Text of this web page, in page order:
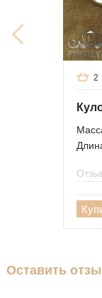
2
Оставить